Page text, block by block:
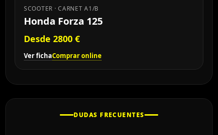
SCOOTER · CARNET A1/B
Honda Forza 125
Desde 2800 €
Ver fichaComprar online
DUDAS FRECUENTES